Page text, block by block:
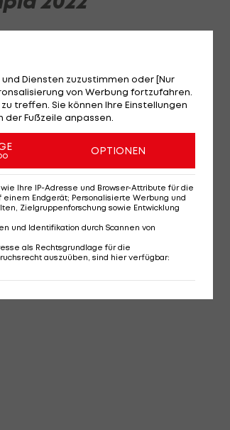
Diensten zuzustimmen oder [Nur
von Werbung fortzufahren.
treffen. Sie können Ihre Einstellungen
Fußzeile anpassen.
OPTIONEN
Ihre IP-Adresse und Browser-Attribute für die
Endgerät; Personalisierte Werbung und
Zielgruppenforschung sowie Entwicklung
und Identifikation durch Scannen von
als Rechtsgrundlage für die
auszuüben, sind hier verfügbar: